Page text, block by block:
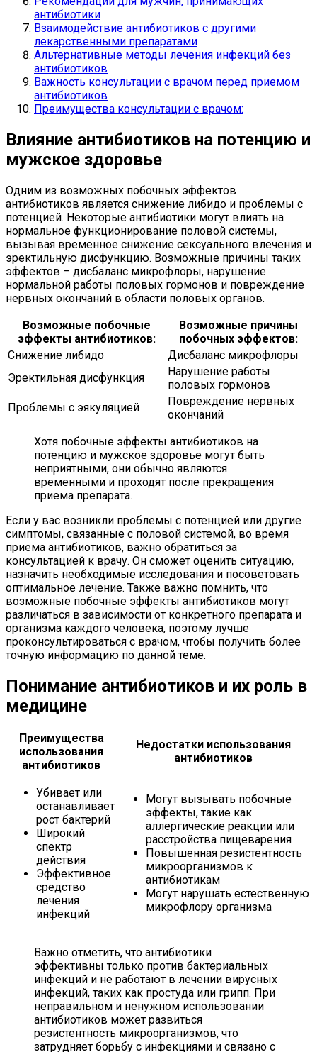
антибиотики
Взаимодействие антибиотиков с другими
лекарственными препаратами
Альтернативные методы лечения инфекций без
антибиотиков
Важность консультации с врачом перед приемом
антибиотиков
Преимущества консультации с врачом:
Влияние антибиотиков на потенцию и
мужское здоровье
Одним из возможных побочных эффектов
антибиотиков является снижение либидо и проблемы с
потенцией. Некоторые антибиотики могут влиять на
нормальное функционирование половой системы,
вызывая временное снижение сексуального влечения и
эректильную дисфункцию. Возможные причины таких
эффектов – дисбаланс микрофлоры, нарушение
нормальной работы половых гормонов и повреждение
нервных окончаний в области половых органов.
Возможные побочные
эффекты антибиотиков:
Возможные причины
побочных эффектов:
Снижение либидо
Дисбаланс микрофлоры
Эректильная дисфункция
Нарушение работы
половых гормонов
Проблемы с эякуляцией
Повреждение нервных
окончаний
Хотя побочные эффекты антибиотиков на
потенцию и мужское здоровье могут быть
неприятными, они обычно являются
временными и проходят после прекращения
приема препарата.
Если у вас возникли проблемы с потенцией или другие
симптомы, связанные с половой системой, во время
приема антибиотиков, важно обратиться за
консультацией к врачу. Он сможет оценить ситуацию,
назначить необходимые исследования и посоветовать
оптимальное лечение. Также важно помнить, что
возможные побочные эффекты антибиотиков могут
различаться в зависимости от конкретного препарата и
организма каждого человека, поэтому лучше
проконсультироваться с врачом, чтобы получить более
точную информацию по данной теме.
Понимание антибиотиков и их роль в
медицине
Преимущества
использования
антибиотиков
Недостатки использования
антибиотиков
Убивает или
останавливает
рост бактерий
Широкий
спектр
действия
Эффективное
средство
лечения
инфекций
Могут вызывать побочные
эффекты, такие как
аллергические реакции или
расстройства пищеварения
Повышенная резистентность
микроорганизмов к
антибиотикам
Могут нарушать естественную
микрофлору организма
Важно отметить, что антибиотики
эффективны только против бактериальных
инфекций и не работают в лечении вирусных
инфекций, таких как простуда или грипп. При
неправильном и ненужном использовании
антибиотиков может развиться
резистентность микроорганизмов, что
затрудняет борьбу с инфекциями и связано с